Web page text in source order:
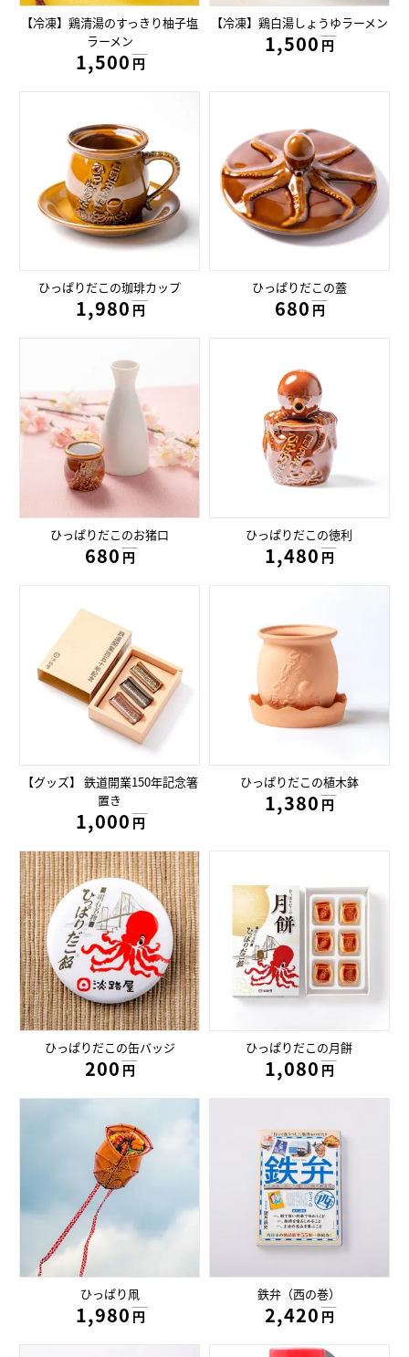
【冷凍】鶏清湯のすっきり柚子塩
ラーメン
1,500円
円
【冷凍】鶏白湯しょうゆラーメン
1,500円
円
ひっぱりだこの珈琲カップ
1,980円
円
ひっぱりだこの蓋
680円
円
ひっぱりだこのお猪口
680円
円
ひっぱりだこの徳利
1,480円
円
【グッズ】 鉄道開業150年記念箸
置き
1,000円
円
ひっぱりだこの植木鉢
1,380円
円
ひっぱりだこの缶バッジ
200円
円
ひっぱりだこの月餅
1,080円
円
ひっぱり凧
1,980円
円
鉄弁（西の巻）
2,420円
円